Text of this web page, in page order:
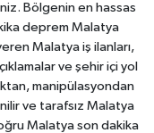
Bölgenin en hassas
deprem Malatya
Malatya iş ilanları,
ve şehir içi yol
manipülasyondan
ve tarafsız Malatya
Malatya son dakika